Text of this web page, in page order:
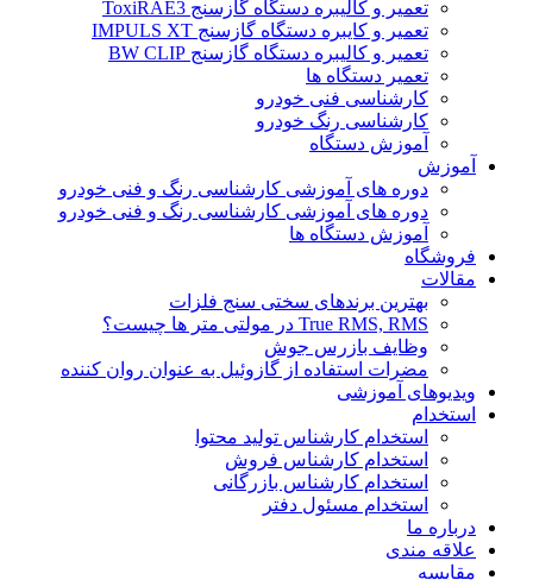
تعمیر و کالیبره دستگاه گازسنج ToxiRAE3
تعمیر و کایبره دستگاه گازسنج IMPULS XT
تعمیر و کالیبره دستگاه گازسنج BW CLIP
تعمیر دستگاه ها
کارشناسی فنی خودرو
کارشناسی رنگ خودرو
آموزش دستگاه
آموزش
دوره های آموزشی کارشناسی رنگ و فنی خودرو
دوره های آموزشی کارشناسی رنگ و فنی خودرو
آموزش دستگاه ها
فروشگاه
مقالات
بهترین برندهای سختی سنج فلزات
True RMS, RMS در مولتی متر ها چیست؟
وظایف بازرس جوش
مضرات استفاده از گازوئیل به عنوان روان کننده
ویدیوهای آموزشی
استخدام
استخدام کارشناس تولید محتوا
استخدام کارشناس فروش
استخدام کارشناس بازرگانی
استخدام مسئول دفتر
درباره ما
علاقه مندی
مقایسه